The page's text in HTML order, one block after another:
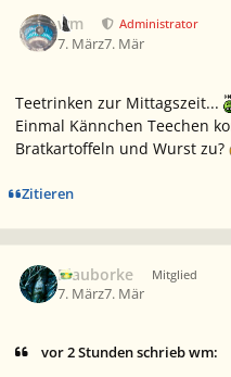
wm Administrator
7. März7. Mär
Teetrinken zur Mittagszeit...
Einmal Kännchen Teechen
Bratkartoffeln und Wurst zu?
Zitieren
Blauborke Mitglied
7. März7. Mär
vor 2 Stunden schrieb wm: